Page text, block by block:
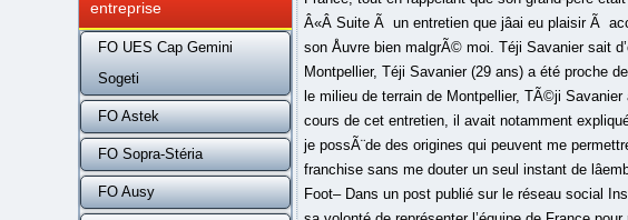
entreprise
FO UES Cap Gemini
Sogeti
FO Astek
FO Sopra-Stéria
FO Ausy